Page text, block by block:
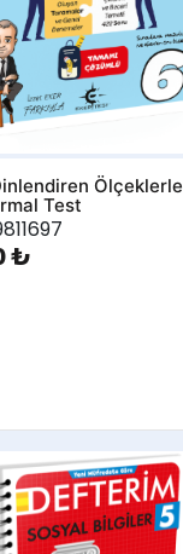
Test
₺